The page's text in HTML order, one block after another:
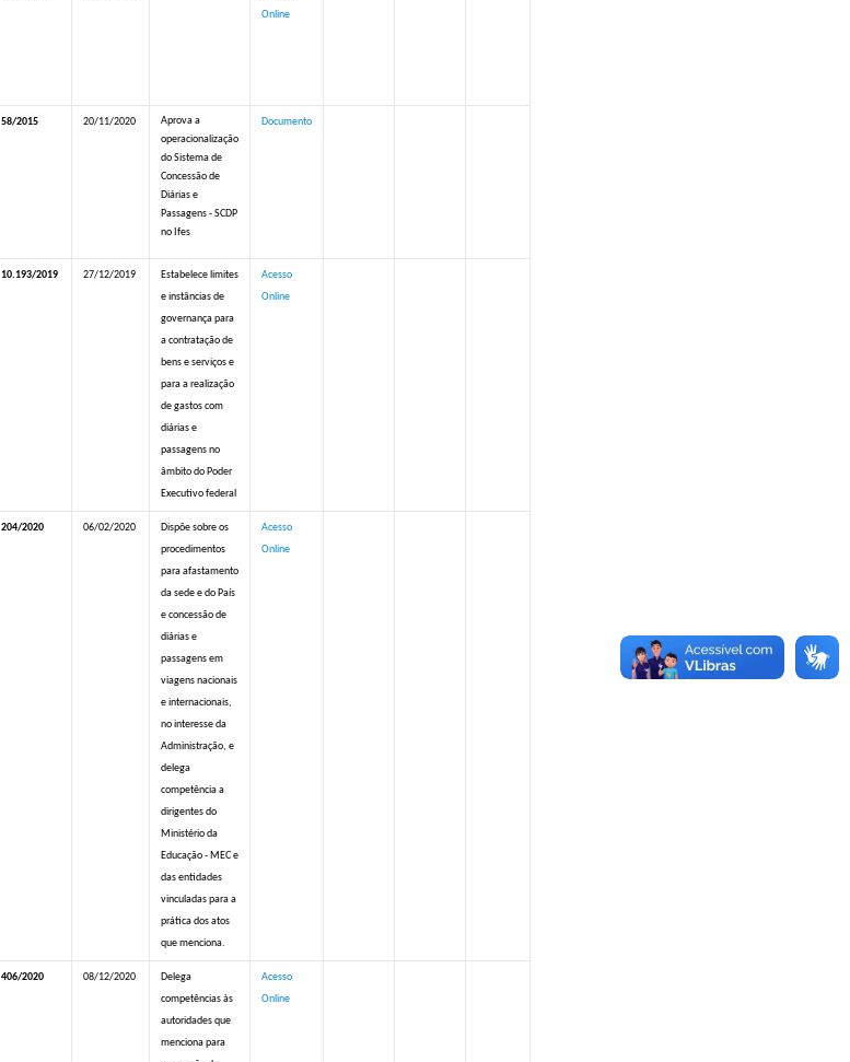
Online
58/2015 20/11/2020
Aprova a
operacionalização
do Sistema de
Concessão de
Diárias e
Passagens - SCDP
no Ifes
Documento
10.193/2019 27/12/2019
Estabelece limites
e instâncias de
governança para
a contratação de
bens e serviços e
para a realização
de gastos com
diárias e
passagens no
âmbito do Poder
Executivo federal
Acesso
Online
204/2020 06/02/2020
Dispõe sobre os
procedimentos
para afastamento
da sede e do País
e concessão de
diárias e
passagens em
viagens nacionais
e internacionais,
no interesse da
Administração, e
delega
competência a
dirigentes do
Ministério da
Educação - MEC e
das entidades
vinculadas para a
prática dos atos
que menciona.
Acesso
Online
406/2020 08/12/2020
Delega
competências às
autoridades que
menciona para
Acesso
Online